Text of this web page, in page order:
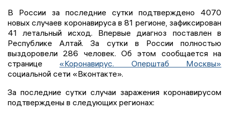
В России за последние сутки подтверждено 4070
новых случаев коронавируса в 81 регионе, зафиксирован
41 летальный исход. Впервые диагноз поставлен в
Республике Алтай. За сутки в России полностью
выздоровели 286 человек. Об этом сообщается на
странице «Коронавирус. Оперштаб Москвы»
социальной сети «Вконтакте».
За последние сутки случаи заражения коронавирусом
подтверждены в следующих регионах: